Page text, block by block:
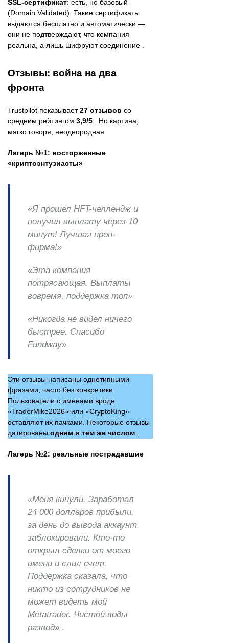
SSL-сертификат: есть, но базовый
(Domain Validated). Такие сертификаты
выдаются бесплатно и автоматически —
они не подтверждают, что компания
реальна, а лишь шифруют соединение .
Отзывы: война на два
фронта
Trustpilot показывает27 отзывов со
средним рейтингом 3,9/5 . Но картина,
мягко говоря, неоднородная.
Лагерь №1: восторженные
«криптоэнтузиасты»
«Я прошел HFT-челлендж и
получил выплату через 10
минут! Лучшая проп-
фирма!»
«Эта компания
потрясающая. Выплаты
вовремя, поддержка топ»
«Никогда не видел ничего
быстрее. Спасибо
Fundway»
Эти отзывы написаны однотипными
фразами, часто без конкретики.
Пользователи с именами вроде
«TraderMike2026» или «CryptoKing»
оставляют их пачками. Некоторые отзывы
датированы одним и тем же числом
Лагерь №2: реальные пострадавшие
«Меня кинули. Заработал
24 000 долларов прибыли,
за день до вывода аккаунт
заблокировали. Кто-то
открыл сделки от моего
имени и слил счет.
Поддержка сказала, что
никто из сотрудников не
может видеть мой
Metatrader. Чистой воды
развод» .